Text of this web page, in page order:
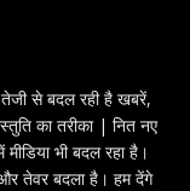
से बदल रही है खबरें,
का तरीका | नित नए
भी बदल रहा है।
और तेवर बदला है। हम देंगे